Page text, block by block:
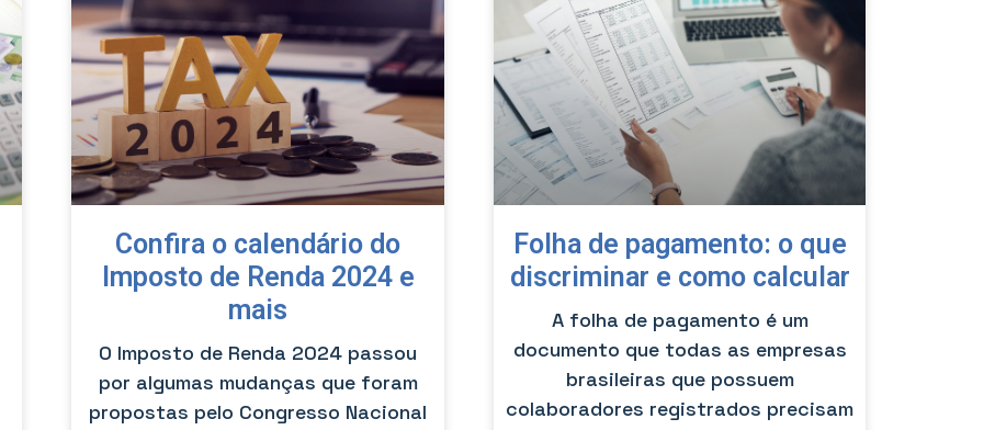
Confira o calendário do
Imposto de Renda 2024 e
mais
O Imposto de Renda 2024 passou
por algumas mudanças que foram
propostas pelo Congresso Nacional
Folha de pagamento: o que
discriminar e como calcular
A folha de pagamento é um
documento que todas as empresas
brasileiras que possuem
colaboradores registrados precisam